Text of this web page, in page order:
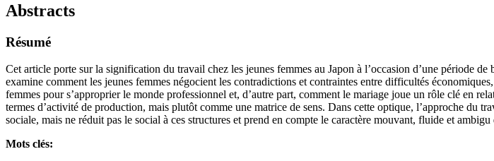
Abstracts
Résumé
Cet article porte sur la signification du travail chez les jeunes femmes au Japon à l’occasion d’une période
examine comment les jeunes femmes négocient les contradictions et contraintes entre difficultés
femmes pour s’approprier le monde professionnel et, d’autre part, comment le mariage joue un rôle clé en
termes d’activité de production, mais plutôt comme une matrice de sens. Dans cette optique, l’approche du
sociale, mais ne réduit pas le social à ces structures et prend en compte le caractère mouvant, fluide et ambigu
Mots clés: